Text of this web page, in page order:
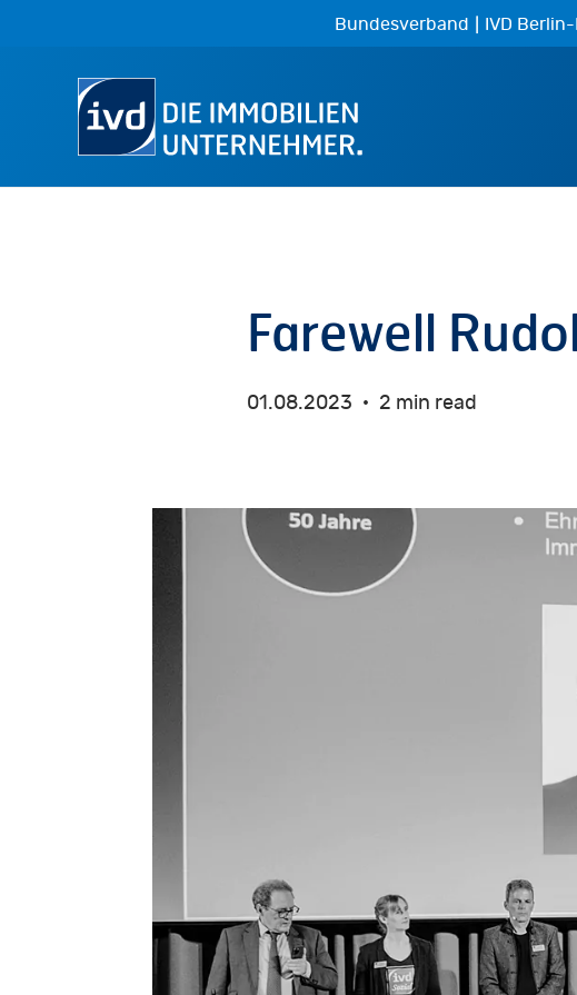
Bundesverband | IVD
Farewell
01.08.2023 2 min read